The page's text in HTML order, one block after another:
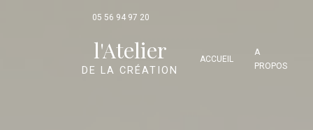
05 56 94 97 20
l'Atelier
DE LA CRÉATION
ACCUEIL
A
PROPOS